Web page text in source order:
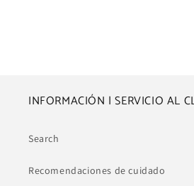
INFORMACIÓN | SERVICIO AL
Search
Recomendaciones de cuidado